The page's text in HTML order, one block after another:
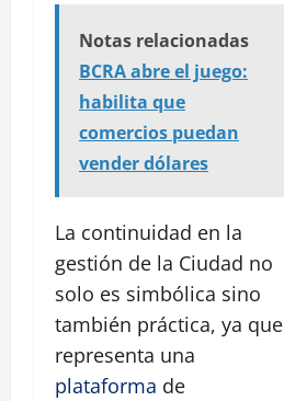
Notas relacionadas
BCRA abre el juego:
habilita que
comercios puedan
vender dólares
La continuidad en la
gestión de la Ciudad no
solo es simbólica sino
también práctica, ya que
representa una
plataforma de